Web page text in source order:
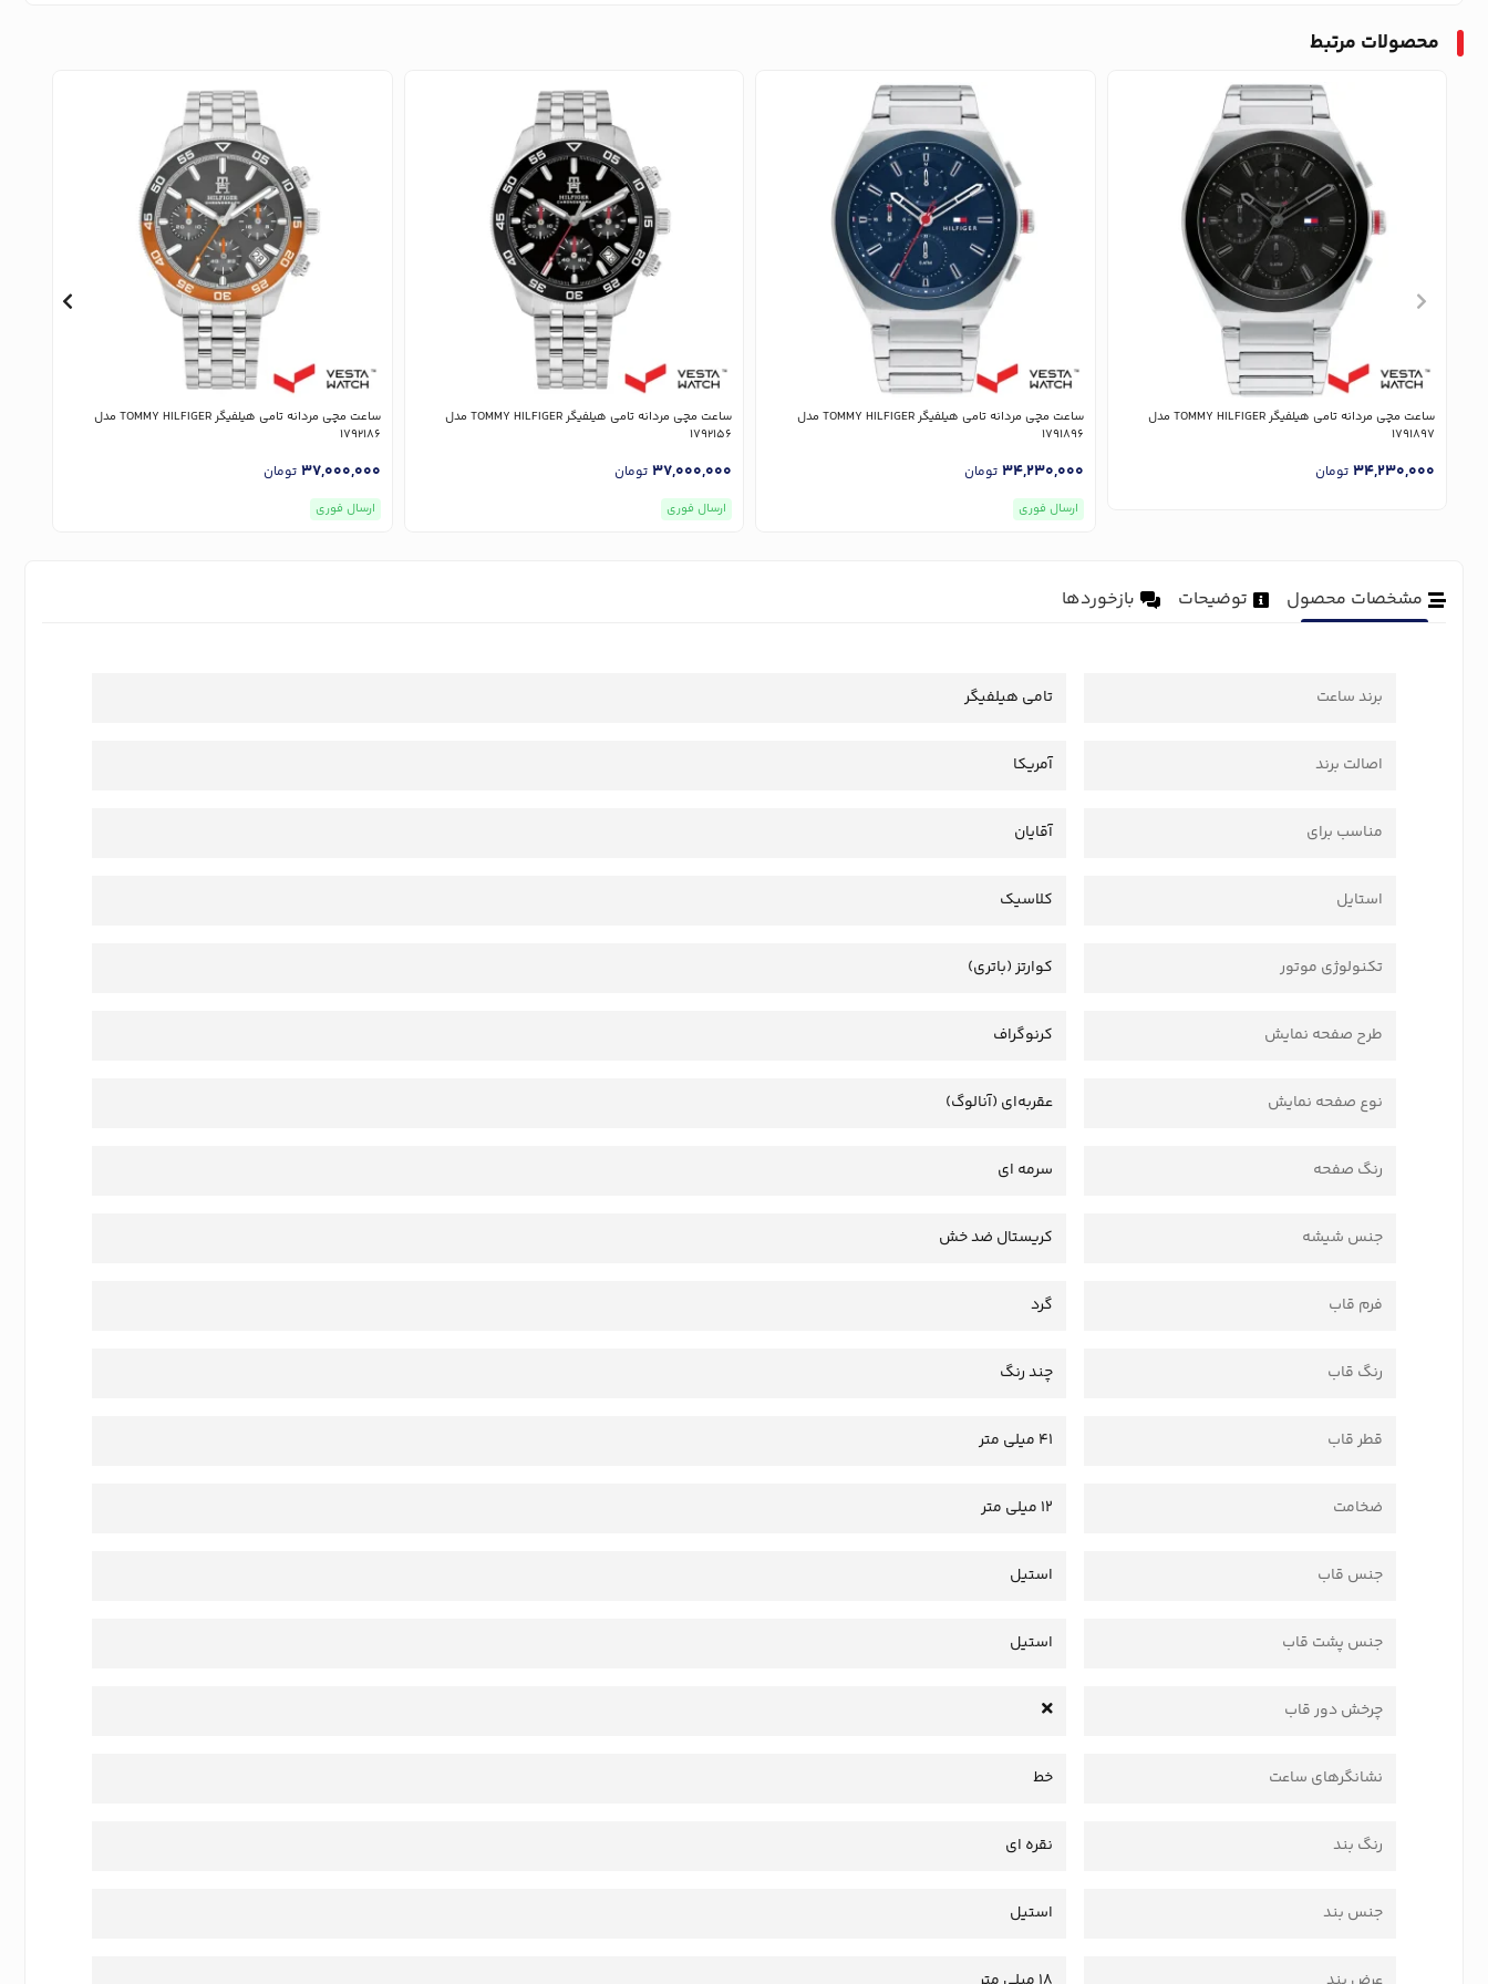
محصولات مرتبط
ساعت مچی مردانه تامی هیلفیگر TOMMY HILFIGER مدل
1791897
34,230,000 تومان
ساعت مچی مردانه تامی هیلفیگر TOMMY HILFIGER مدل
1791896
34,230,000 تومان
ارسال فوری
ساعت مچی مردانه تامی هیلفیگر TOMMY HILFIGER مدل
1792156
37,000,000 تومان
ارسال فوری
ساعت مچی مردانه تامی هیلفیگر TOMMY HILFIGER مدل
1792186
37,000,000 تومان
ارسال فوری
مشخصات محصول توضیحات بازخوردها
برند ساعت تامی هیلفیگر
اصالت برند آمریکا
مناسب برای آقایان
استایل کلاسیک
تکنولوژی موتور کوارتز (باتری)
طرح صفحه نمایش کرنوگراف
نوع صفحه نمایش عقربه‌ای (آنالوگ)
رنگ صفحه سرمه ای
جنس شیشه کریستال ضد خش
فرم قاب گرد
رنگ قاب چند رنگ
قطر قاب 41 میلی متر
ضخامت 12 میلی متر
جنس قاب استیل
جنس پشت قاب استیل
چرخش دور قاب
نشانگرهای ساعت خط
رنگ بند نقره ای
جنس بند استیل